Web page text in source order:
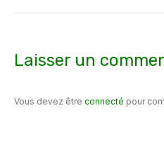
:
Laisser un
Vous devez être connecté pour